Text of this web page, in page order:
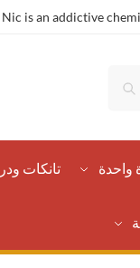
is an addictive
واحدة تانكات